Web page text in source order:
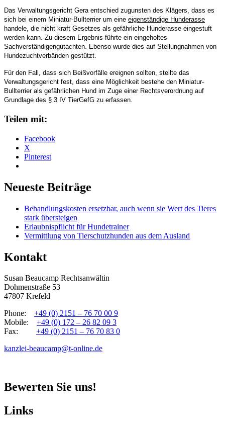
Das Verwaltungsgericht Gera entschied zugunsten des Klägers, dass es
sich bei einem Miniatur-Bullterrier um eine eigenständige Hunderasse
handele, die nicht kraft Gesetzes als gefährliche Hunderasse eingestuft
werden kann. Zu diesem Ergebnis führte ein eingeholtes
Sachverständigengutachten. Ebenso wurde dies auf Stellungnahmen von
Hundezuchtverbänden gestützt.
Für den Fall, dass sich Beißvorfälle ereignen sollten, stellte das
Verwaltungsgericht fest, dass eine Möglichkeit bestehe den Miniatur-
Bullterrier als gefährlichen Hund im Zuge einer Rechtsverordnung auf
Grundlage des § 3 IV TierGefG zu erfassen.
Teilen mit:
Facebook
X
Pinterest
Neueste Beiträge
Behandlungskosten ersetzbar, auch wenn sie Wert des Tieres
stark übersteigen
Erlaubnispflicht für Hundetrainer
Vermittlung von Tierschutzhunden aus dem Ausland
Kontakt
Susan Beaucamp Rechtsanwältin
Dohmenstraße 53
47807 Krefeld
Phone: +49 (0) 2151 – 76 70 00 9
Mobile: +49 (0) 172 – 26 82 09 3
Fax: +49 (0) 2151 – 76 70 83 0
kanzlei-beaucamp@t-online.de
Bewerten Sie uns!
Links